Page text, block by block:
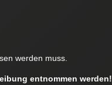
werden muss.
entnommen werden!